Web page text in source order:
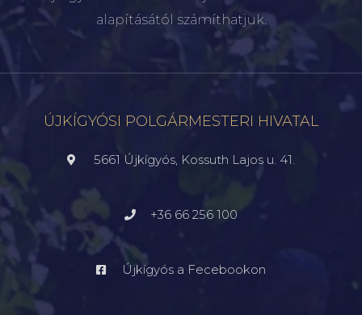
alapításától számíthatjuk.
ÚJKÍGYÓSI POLGÁRMESTERI HIVATAL
5661 Újkígyós, Kossuth Lajos u. 41.
+36 66 256 100
Újkígyós a Fecebookon